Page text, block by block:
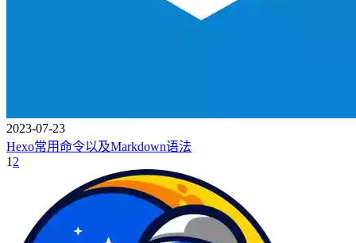
2023-07-23
Hexo常用命令以及Markdown语法
1 2